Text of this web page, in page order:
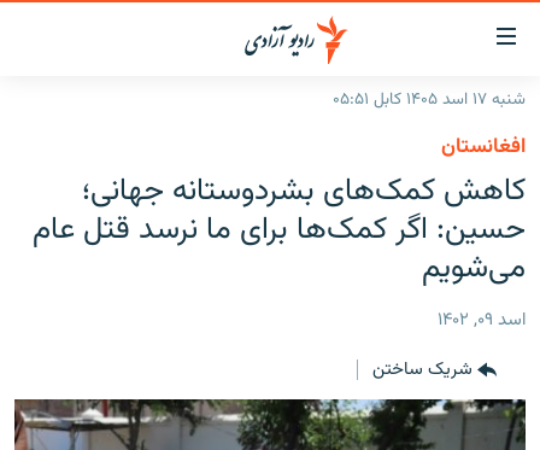
لینک‌های
قابل
دسترسی
به
متن
بازگشت
منوی
اصلی
صفحه
جستجو
گزارش‌ها
افغانستان
منطقه
افغانستان
جدول نشرات
مجموعه تصویری
ورزش
شنبه ۱۷ اسد ۱۴۰۵ کابل ۰۵:۵۱
افغانستان
کاهش کمک‌های بشردوستانه جهانی؛
حسین: اگر کمک‌ها برای ما نرسد قتل عام
می‌شویم
اسد ۰۹, ۱۴۰۲
شریک ساختن